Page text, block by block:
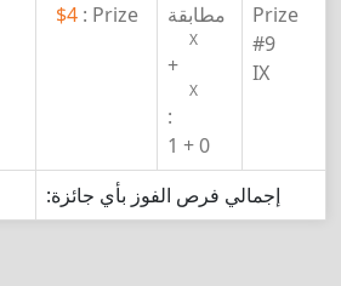
Prize
#9
IX
مطابقة
X
+
X
:
0 + 1
Prize :
$4
إجمالي فرص الفوز بأي جائزة: